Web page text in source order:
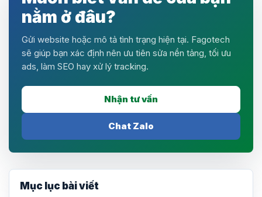
nằm ở đâu?
Gửi website hoặc mô tả tình trạng hiện tại. Fagotech
sẽ giúp bạn xác định nên ưu tiên sửa nền tảng, tối ưu
ads, làm SEO hay xử lý tracking.
Nhận tư vấn
Chat Zalo
Mục lục bài viết